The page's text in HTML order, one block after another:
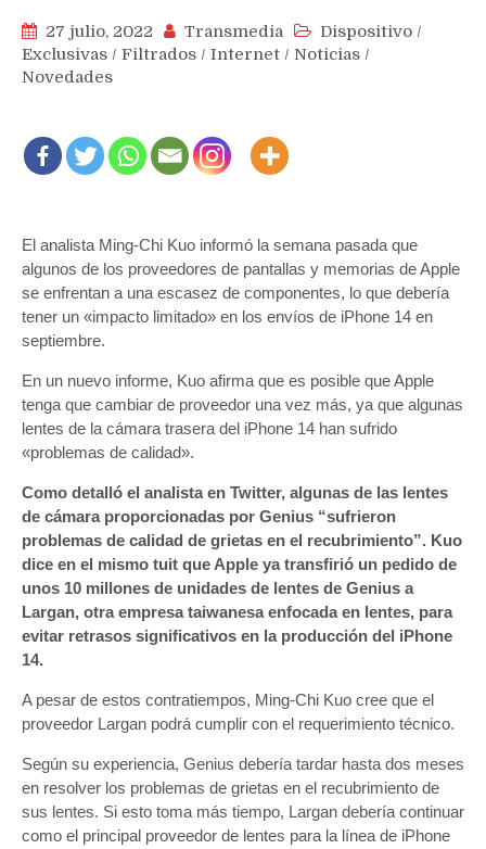
27 julio, 2022 Transmedia Dispositivo /
Exclusivas / Filtrados / Internet / Noticias /
Novedades
El analista Ming-Chi Kuo informó la semana pasada que
algunos de los proveedores de pantallas y memorias de Apple
se enfrentan a una escasez de componentes, lo que debería
tener un «impacto limitado» en los envíos de iPhone 14 en
septiembre.
En un nuevo informe, Kuo afirma que es posible que Apple
tenga que cambiar de proveedor una vez más, ya que algunas
lentes de la cámara trasera del iPhone 14 han sufrido
«problemas de calidad».
Como detalló el analista en Twitter, algunas de las lentes
de cámara proporcionadas por Genius “sufrieron
problemas de calidad de grietas en el recubrimiento”. Kuo
dice en el mismo tuit que Apple ya transfirió un pedido de
unos 10 millones de unidades de lentes de Genius a
Largan, otra empresa taiwanesa enfocada en lentes, para
evitar retrasos significativos en la producción del iPhone
14.
A pesar de estos contratiempos, Ming-Chi Kuo cree que el
proveedor Largan podrá cumplir con el requerimiento técnico.
Según su experiencia, Genius debería tardar hasta dos meses
en resolver los problemas de grietas en el recubrimiento de
sus lentes. Si esto toma más tiempo, Largan debería continuar
como el principal proveedor de lentes para la línea de iPhone